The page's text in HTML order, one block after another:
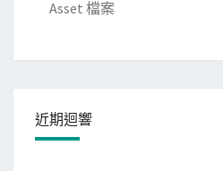
Asset 檔案
近期迴響